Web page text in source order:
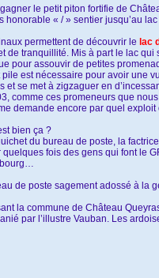
le petit piton fortifie de
honorable « / » sentier jusqu’au
permettent de découvrir le lac
de tranquillité. Mis à part le lac
pour assouvir de petites
est nécessaire pour avoir une
et se met à zigzaguer en
comme ces promeneurs que
demande encore par quel exploit
bien ça ?
du bureau de poste, la
quelques fois des gens qui font le
de poste sagement adossé à la
la commune de Château
par l’illustre Vauban. Les